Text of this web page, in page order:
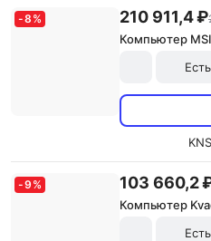
-8 % 210 911,4 ₽
Компьютер MSI
Есть
-9 % 103 660,2
Компьютер
Есть